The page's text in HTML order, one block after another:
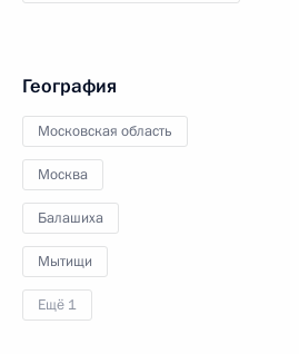
География
Московская область
Москва
Балашиха
Мытищи
Ещё 1